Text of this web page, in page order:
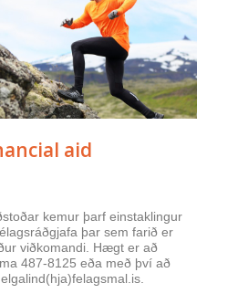
aid
kemur þarf einstaklingur
þar sem farið er
viðkomandi. Hægt er að
487-8125 eða með því að